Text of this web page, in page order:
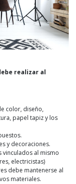
realizar al
color, diseño,
papel tapiz y los
y decoraciones.
vinculados al mismo
electricistas)
debe mantenerse al
materiales.